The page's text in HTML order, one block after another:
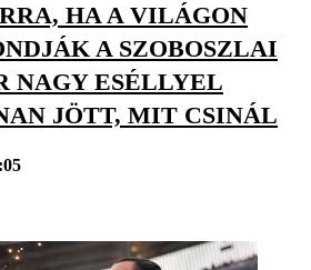
HA A VILÁGON
A SZOBOSZLAI
NAGY ESÉLLYEL
JÖTT, MIT CSINÁL